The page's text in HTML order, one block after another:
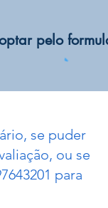
pelo
se puder
ou se
para